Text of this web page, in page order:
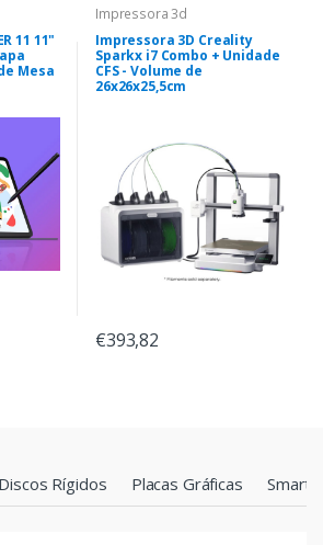
11 11"
Mesa
Impressora 3d
Impressora 3D Creality
Sparkx i7 Combo + Unidade
CFS - Volume de
26x26x25,5cm
€393,82
Discos Rígidos Placas Gráficas